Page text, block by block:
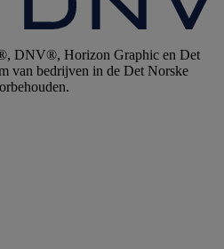
DNV®, Horizon Graphic en Det
van bedrijven in de Det Norske